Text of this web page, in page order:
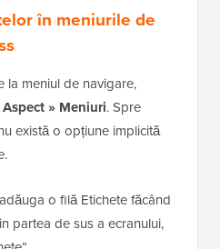
în meniurile de
la meniul de navigare,
Aspect » Meniuri. Spre
există o opțiune implicită
o filă Etichete făcând
partea de sus a ecranului,